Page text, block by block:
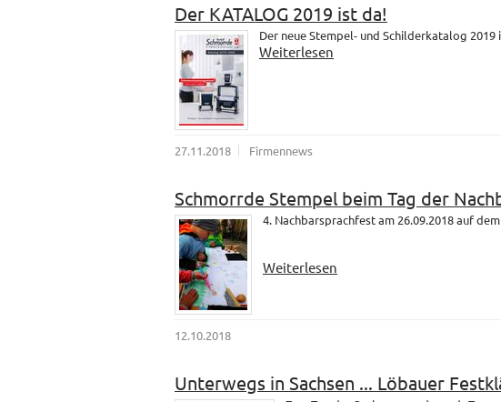
Der KATALOG 2019 ist da!
Der neue Stempel- und Schilderkatalog
Weiterlesen
27.11.2018 Firmennews
Schmorrde Stempel beim Tag der
4. Nachbarsprachfest am 26.09.2018 auf
Weiterlesen
12.10.2018
Unterwegs in Sachsen ... Löbauer